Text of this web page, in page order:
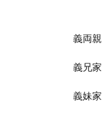
義両親
義兄
義妹